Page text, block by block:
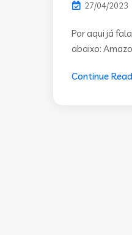
27/04/2023
Por aqui já
abaixo:
Continue